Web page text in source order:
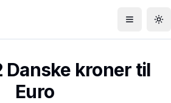
Åbn menu
Danske kroner til
Euro